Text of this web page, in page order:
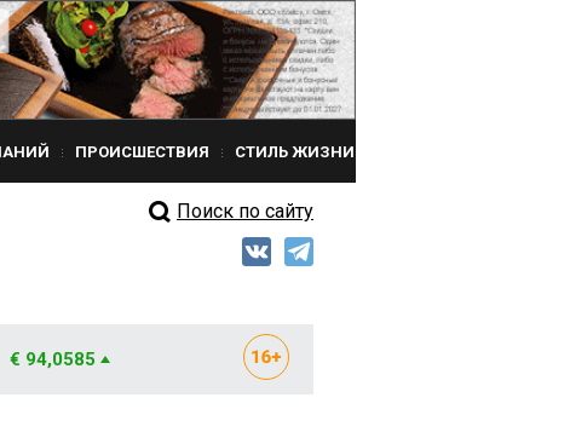
ПРОИСШЕСТВИЯ СТИЛЬ ЖИЗНИ
Поиск по сайту
€ 94,0585